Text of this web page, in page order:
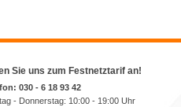
Sie uns zum Festnetztarif an!
030 - 6 18 93 42
- Donnerstag: 10:00 - 19:00 Uhr